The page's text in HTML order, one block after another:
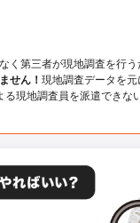
第三者が現地調査を行う
せん！ 現地調査データを
現地調査員を派遣できな